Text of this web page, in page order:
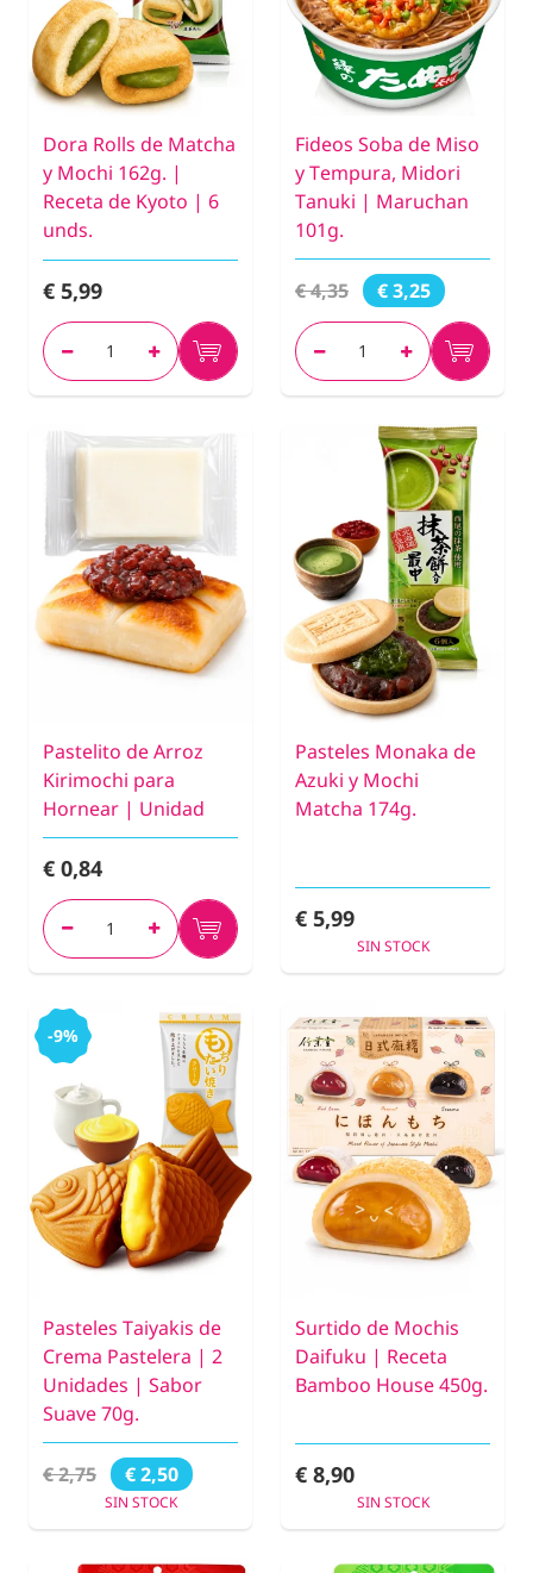
Dora Rolls de Matcha
y Mochi 162g. |
Receta de Kyoto | 6
unds.
€ 5,99
Fideos Soba de Miso
y Tempura, Midori
Tanuki | Maruchan
101g.
€ 4,35 € 3,25
Pastelito de Arroz
Kirimochi para
Hornear | Unidad
€ 0,84
Pasteles Monaka de
Azuki y Mochi
Matcha 174g.
€ 5,99
SIN STOCK
-9%
Pasteles Taiyakis de
Crema Pastelera | 2
Unidades | Sabor
Suave 70g.
€ 2,75 € 2,50
SIN STOCK
Surtido de Mochis
Daifuku | Receta
Bamboo House 450g.
€ 8,90
SIN STOCK